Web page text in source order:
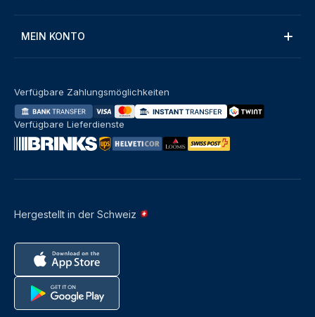
MEIN KONTO
Hergestellt in der Schweiz
Verfügbare Zahlungsmöglichkeiten
Verfügbare Lieferdienste